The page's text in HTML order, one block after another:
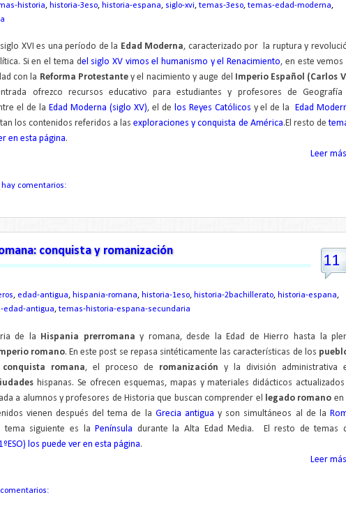
historia, historia-3eso, historia-espana, siglo-xvi, temas-3eso, temas-edad-moderna,
siglo XVI es una período de la Edad Moderna, caracterizado por la ruptura y
Si en el tema del siglo XV vimos el humanismo y el Renacimiento, en este vemos
con la Reforma Protestantey el nacimiento y auge del
Imperio Español (Carlos
ofrezco recursos educativo para estudiantes y profesores de Geografía
el de la Edad Moderna (siglo XV), el de los Reyes Católicos y el de la
Edad
los contenidos referidos a lasexploraciones y conquista de América.El resto de
en esta página.
Leer
hay comentarios:
11
conquista y romanización
, edad-antigua, hispania-romana, historia-1eso, historia-2bachillerato, historia-espana,
edad-antigua, temas-historia-espana-secundaria
de la Hispania prerromana y romana, desde la Edad de Hierro hasta la
romano. En este post se repasa sintéticamente las características de los
conquista romana, el proceso de romanización y la división administrativa
hispanas. Se ofrecen esquemas, mapas y materiales didácticos
a alumnos y profesores de Historia que buscan comprender el legado romano en
vienen después del tema de la Grecia antigua y son simultáneos al de la
tema siguiente es la Península durante la Alta Edad Media. El resto de temas
los puede ver en esta página.
Leer
comentarios: